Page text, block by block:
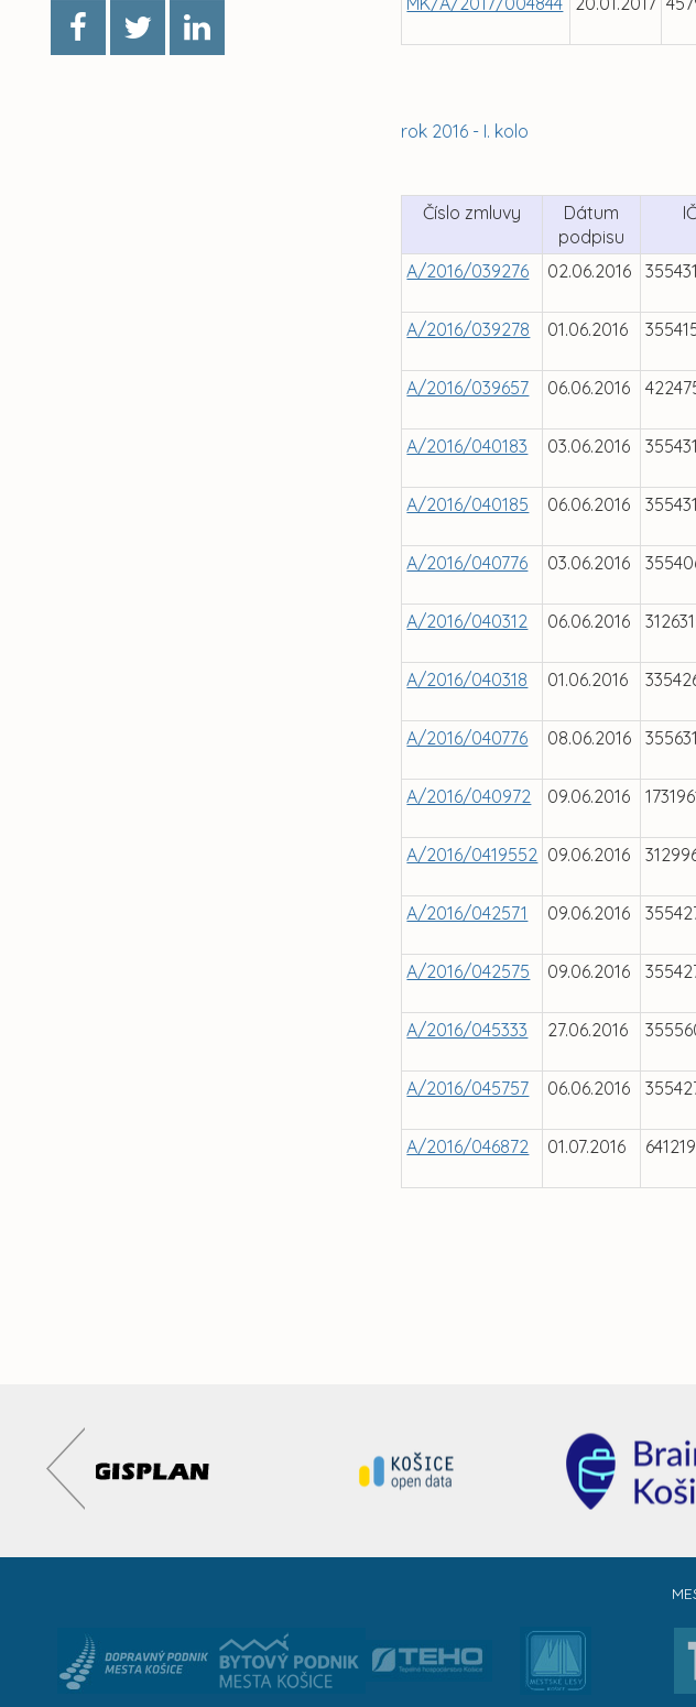
rok 2016 - I. kolo
Číslo zmluvy
Dátum
podpisu
A/2016/039276 02.06.2016
A/2016/039278 01.06.2016
A/2016/039657 06.06.2016
A/2016/040183 03.06.2016
A/2016/040185 06.06.2016
A/2016/040776 03.06.2016
A/2016/040312 06.06.2016
A/2016/040318 01.06.2016
A/2016/040776 08.06.2016
A/2016/040972 09.06.2016
A/2016/0419552 09.06.2016
A/2016/042571 09.06.2016
A/2016/042575 09.06.2016
A/2016/045333 27.06.2016
A/2016/045757 06.06.2016
A/2016/046872 01.07.2016 641219